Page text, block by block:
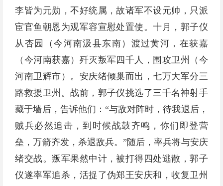
李皆为元勋，不好统属，故诸军不设元帅，只派
宦官鱼朝恩为观军容宣慰处置使。十月，郭子仪
从杏园（今河南汲县东南）渡过黄河，在获嘉
（今河南获嘉）歼灭叛军四千人，围攻卫州（今
河南卫辉市）。安庆绪倾巢而出，七万大军分三
路救援卫州。战前，郭子仪挑选了三千名神射手
藏于墙后，告诉他们：“与敌对阵时，待我退后，
贼兵必然追击，到时候战鼓齐鸣，你们即登营
垒，万箭齐发，杀退敌兵。”随后，率兵将与安庆
绪交战。叛军果然中计，被打得四处逃散，郭子
仪遂率军追杀，活捉了伪郑王安庆和，收复卫州